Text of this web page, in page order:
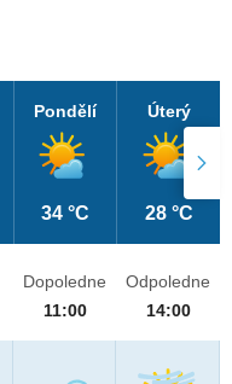
Pondělí
34 °C
Úterý
28 °C
Dopoledne
11:00
Odpoledne
14:00